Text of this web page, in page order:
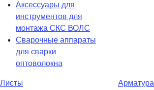
Аксессуары для
инструментов для
монтажа СКС ВОЛС
Сварочные аппараты
для сварки
оптоволокна
Листы
Арматура